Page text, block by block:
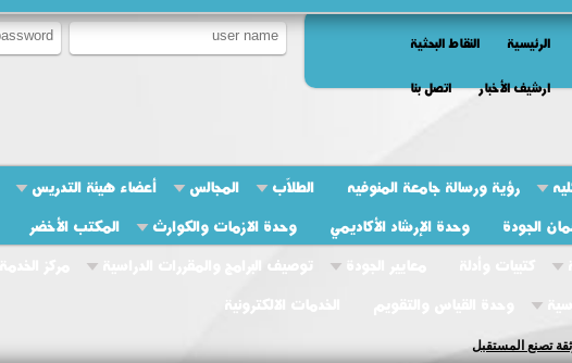
الرئيسية
النقاط البحثية
ارشيف الأخبار
اتصل بنا
رؤية ورسالة جامعة المنوفيه الطلاّب المجالس أعضاء هيئة التدريس
الجودة وحدة الإرشاد الأكاديمي وحدة الازمات والكوارث المكتب الأخضر
توصيف البرامج والمقررات الدراسية
الخدمات الالكترونية